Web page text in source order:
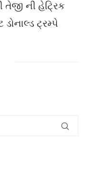
તેજી ની હેટ્રિક
ડોનાલ્ડ ટ્રમ્પે